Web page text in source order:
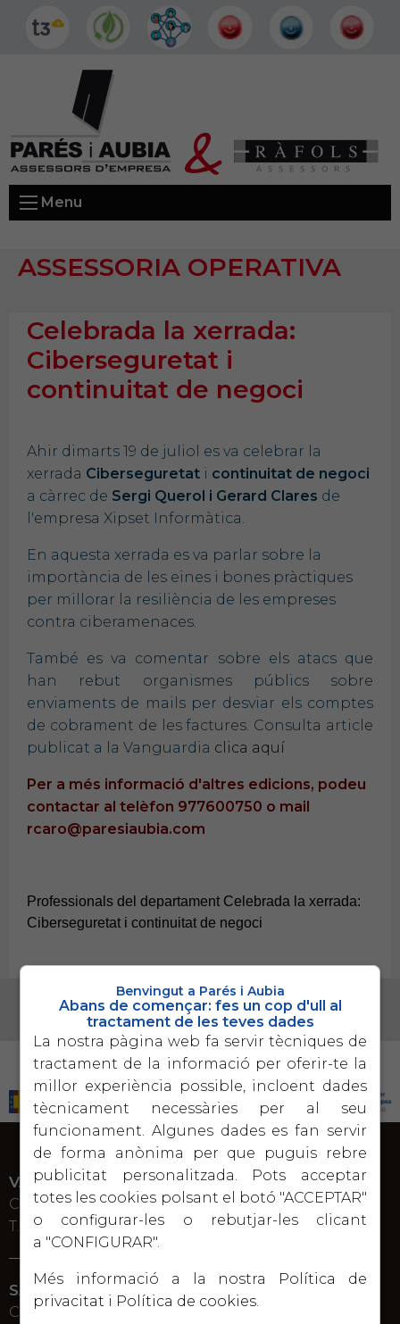
Menu
ASSESSORIA OPERATIVA
Celebrada la xerrada:
Ciberseguretat i
continuitat de negoci
Ahir dimarts 19 de juliol es va celebrar la
xerrada Ciberseguretat i continuitat de negoci
a càrrec de Sergi Querol i Gerard Clares de
l'empresa Xipset Informàtica.
En aquesta xerrada es va parlar sobre la
importància de les eines i bones pràctiques
per millorar la resiliència de les empreses
contra ciberamenaces.
També es va comentar sobre els atacs que
han rebut organismes públics sobre
enviaments de mails per desviar els comptes
de cobrament de les factures. Consulta article
publicat a la Vanguardia clica aquí
Per a més informació d'altres edicions, podeu
contactar al telèfon 977600750 o mail
rcaro@paresiaubia.com
Professionals del departament Celebrada la xerrada:
Ciberseguretat i continuitat de negoci
PROGRAMA KIT DIGITAL COFINANCIADO POR LOS FONDOS NEXT GENERATION (EU) DEL
MECANISMO DE RECUPERACIÓN Y RESILENCIA
VALLS
C. Bisbe Palau 25
T. 977 600 750
SALOU
C. Barcelona 40
Benvingut a Parés i Aubia
Abans de començar: fes un cop d'ull al
tractament de les teves dades
La nostra pàgina web fa servir tècniques de
tractament de la informació per oferir-te la
millor experiència possible, incloent dades
tècnicament necessàries per al seu
funcionament. Algunes dades es fan servir
de forma anònima per que puguis rebre
publicitat personalitzada. Pots acceptar
totes les cookies polsant el botó "ACCEPTAR"
o configurar-les o rebutjar-les clicant
a "CONFIGURAR".
Més informació a la nostra
Política de
privacitat i Política de cookies.